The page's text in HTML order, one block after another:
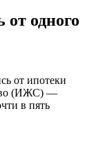
от одного
от ипотеки
(ИЖС) —
в пять